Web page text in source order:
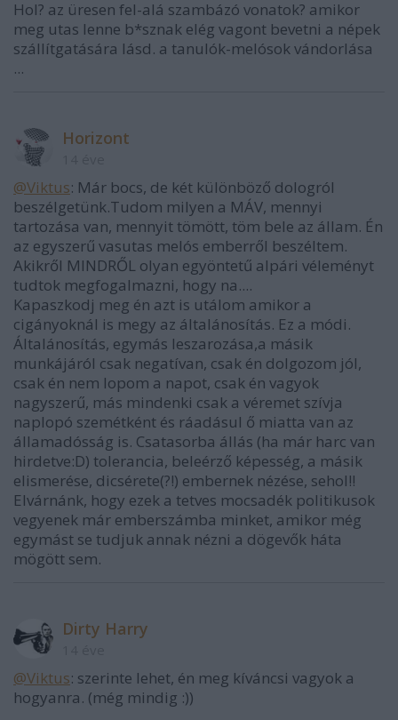
Hol? az üresen fel-alá szambázó vonatok? amikor
meg utas lenne b*sznak elég vagont bevetni a népek
szállítgatására lásd. a tanulók-melósok vándorlása
...
Horizont
@Viktus: Már bocs, de két különböző dologról
beszélgetünk.Tudom milyen a MÁV, mennyi
tartozása van, mennyit tömött, töm bele az állam. Én
az egyszerű vasutas melós emberről beszéltem.
Akikről MINDRŐL olyan egyöntetű alpári véleményt
tudtok megfogalmazni, hogy na....
Kapaszkodj meg én azt is utálom amikor a
cigányoknál is megy az általánosítás. Ez a módi.
Általánosítás, egymás leszarozása,a másik
munkájáról csak negatívan, csak én dolgozom jól,
csak én nem lopom a napot, csak én vagyok
nagyszerű, más mindenki csak a véremet szívja
naplopó szemétként és ráadásul ő miatta van az
államadósság is. Csatasorba állás (ha már harc van
hirdetve:D) tolerancia, beleérző képesség, a másik
elismerése, dicsérete(?!) embernek nézése, sehol!!
Elvárnánk, hogy ezek a tetves mocsadék politikusok
vegyenek már emberszámba minket, amikor még
egymást se tudjuk annak nézni a dögevők háta
mögött sem.
Dirty Harry
@Viktus: szerinte lehet, én meg kíváncsi vagyok a
hogyanra. (még mindig :))